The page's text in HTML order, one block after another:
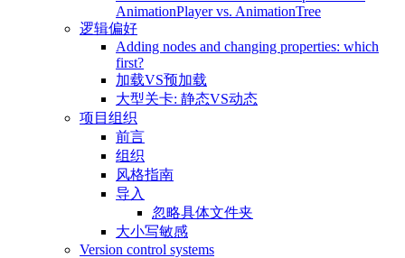
AnimationPlayer vs. AnimationTree
逻辑偏好
Adding nodes and changing properties: which
first?
加载VS预加载
大型关卡: 静态VS动态
项目组织
前言
组织
风格指南
导入
忽略具体文件夹
大小写敏感
Version control systems